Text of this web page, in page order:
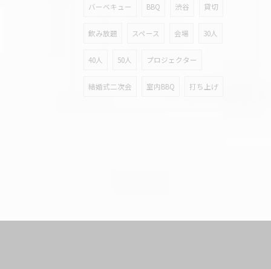
バーベキュー BBQ 渋谷 貸切
飲み放題 スペース 会場 30人
40人 50人 プロジェクター
結婚式二次会 室内BBQ 打ち上げ